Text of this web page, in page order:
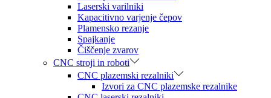
Laserski varilniki
Kapacitivno varjenje čepov
Plamensko rezanje
Spajkanje
Čiščenje zvarov
CNC stroji in roboti
CNC plazemski rezalniki
Izvori za CNC plazemske rezalnike